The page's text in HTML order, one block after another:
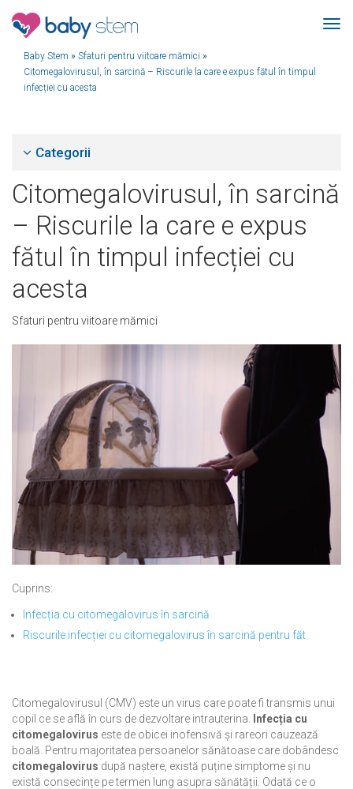
Baby Stem » Sfaturi pentru viitoare mămici »
Citomegalovirusul, în sarcină – Riscurile la care e expus fătul în timpul
infecției cu acesta
Categorii
Citomegalovirusul, în sarcină
– Riscurile la care e expus
fătul în timpul infecției cu
acesta
Sfaturi pentru viitoare mămici
Cuprins:
Infecția cu citomegalovirus în sarcină
Riscurile infecției cu citomegalovirus în sarcină pentru făt
Citomegalovirusul (CMV) este un virus care poate fi transmis unui
copil ce se află în curs de dezvoltare intrauterina.
Infecția cu
citomegalovirus este de obicei inofensivă și rareori cauzează
boală. Pentru majoritatea persoanelor sănătoase care dobândesc
citomegalovirus după naștere, există puține simptome și nu
există consecințe pe termen lung asupra sănătății. Odată ce o